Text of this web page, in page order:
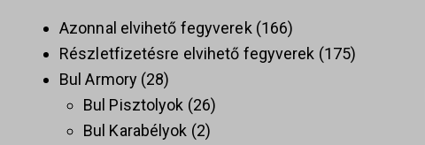
Azonnal elvihető fegyverek 166
Részletfizetésre elvihető fegyverek 175
Bul Armory 28
Bul Pisztolyok 26
Bul Karabélyok 2